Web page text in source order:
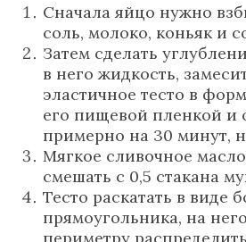
Сначала яйцо нужно
соль, молоко, коньяк и
Затем сделать
в него жидкость,
эластичное тесто в
его пищевой пленкой и
примерно на 30 минут,
Мягкое сливочное
смешать с 0,5 стакана
Тесто раскатать в виде
прямоугольника, на